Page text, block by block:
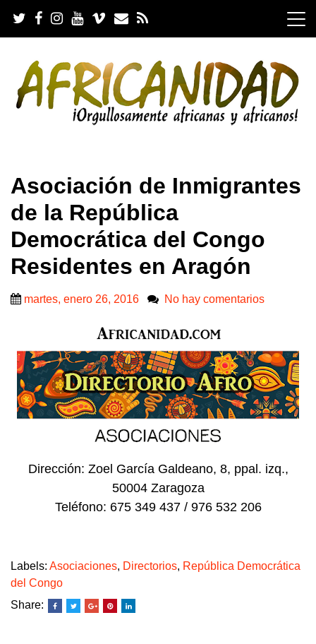
i
Asociación de Inmigrantes
de la República
Democrática del Congo
Residentes en Aragón
martes, enero 26, 2016 No hay comentarios
Dirección: Zoel García Galdeano, 8, ppal. izq.,
50004 Zaragoza
Teléfono: 675 349 437 / 976 532 206
Labels: Asociaciones, Directorios, República Democrática
del Congo
Share: